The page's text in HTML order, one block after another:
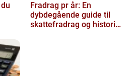
Fradrag pr år: En
dybdegående guide til
skattefradrag og historisk